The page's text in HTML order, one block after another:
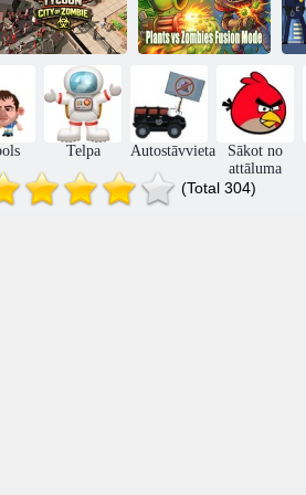
Eggbot vs
zombiji
Kovbojs vs
zombiji
Izdzīvošanas
magnāta zombiju
pilsēta
Augu vs
zombiju
saplūšanas
Telpa Autostāvvieta
Sākot no
attāluma
(Total 304)